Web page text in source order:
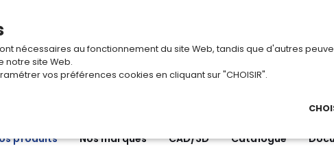
Du 3 au
produits Nos marques CAD/3D Catalogue
nécessaires au fonctionnement du site Web, tandis que d'autres
site Web.
vos préférences cookies en cliquant sur "CHOISIR".